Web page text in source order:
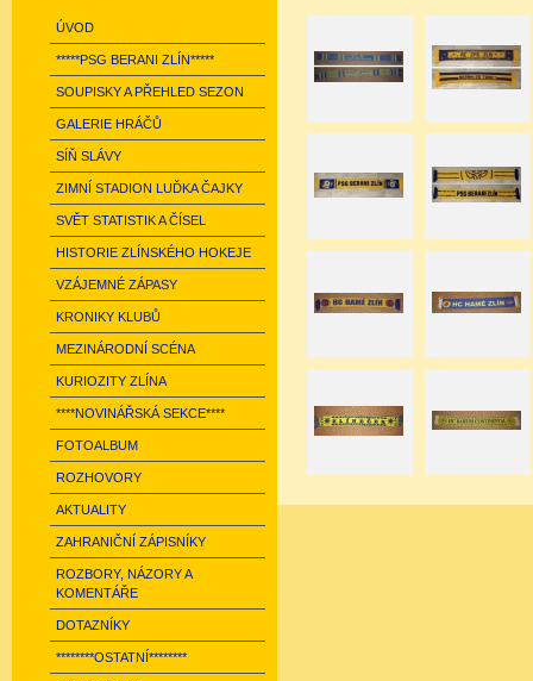
ÚVOD
*****PSG BERANI ZLÍN*****
SOUPISKY A PŘEHLED SEZON
GALERIE HRÁČŮ
SÍŇ SLÁVY
ZIMNÍ STADION LUĎKA ČAJKY
SVĚT STATISTIK A ČÍSEL
HISTORIE ZLÍNSKÉHO HOKEJE
VZÁJEMNÉ ZÁPASY
KRONIKY KLUBŮ
MEZINÁRODNÍ SCÉNA
KURIOZITY ZLÍNA
****NOVINÁŘSKÁ SEKCE****
FOTOALBUM
ROZHOVORY
AKTUALITY
ZAHRANIČNÍ ZÁPISNÍKY
ROZBORY, NÁZORY A
KOMENTÁŘE
DOTAZNÍKY
********OSTATNÍ********